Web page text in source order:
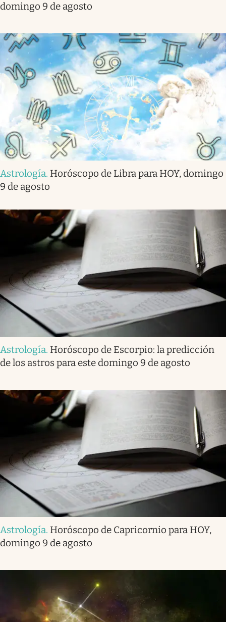
domingo 9 de agosto
Astrología. Horóscopo de Libra para HOY, domingo
9 de agosto
Astrología. Horóscopo de Escorpio: la predicción
de los astros para este domingo 9 de agosto
Astrología. Horóscopo de Capricornio para HOY,
domingo 9 de agosto